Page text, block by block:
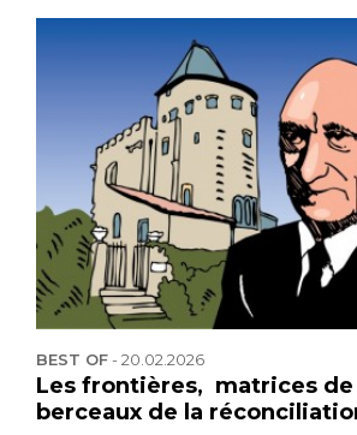
BEST OF-20.02.2026
Les frontières, matrices
berceaux de la